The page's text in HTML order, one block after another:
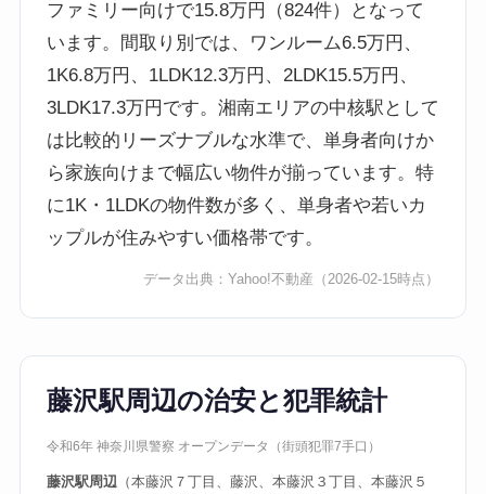
ファミリー向けで15.8万円（824件）となって
います。間取り別では、ワンルーム6.5万円、
1K6.8万円、1LDK12.3万円、2LDK15.5万円、
3LDK17.3万円です。湘南エリアの中核駅として
は比較的リーズナブルな水準で、単身者向けか
ら家族向けまで幅広い物件が揃っています。特
に1K・1LDKの物件数が多く、単身者や若いカ
ップルが住みやすい価格帯です。
データ出典：Yahoo!不動産 （2026-02-15時点）
藤沢駅周辺の治安と犯罪統計
令和6年 神奈川県警察 オープンデータ（街頭犯罪7手口）
藤沢駅周辺（本藤沢７丁目、藤沢、本藤沢３丁目、本藤沢５